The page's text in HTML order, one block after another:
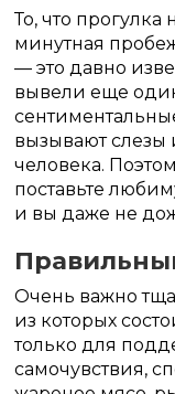
То, что
минутная
— это давно
вывели еще
вызывают слезы
человека.
поставьте
и вы даже не
Очень важно
из которых
только для
самочувствия,